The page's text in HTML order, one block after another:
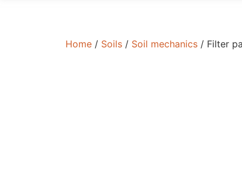
Home / Soils / Soil mechanics / Filter